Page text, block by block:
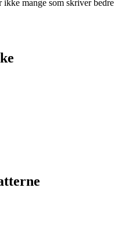
mange som skriver bedre